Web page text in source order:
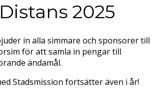
2025
in alla simmare och sponsorer till
för att samla in pengar till
ändamål.
Stadsmission fortsätter även i år!